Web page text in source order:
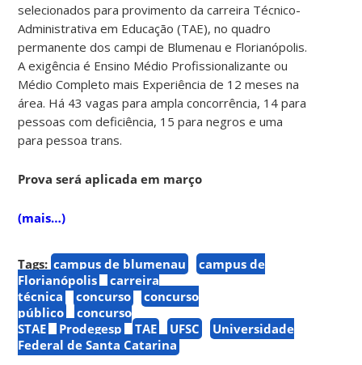
selecionados para provimento da carreira Técnico-
Administrativa em Educação (TAE), no quadro
permanente dos campi de Blumenau e Florianópolis.
A exigência é Ensino Médio Profissionalizante ou
Médio Completo mais Experiência de 12 meses na
área. Há 43 vagas para ampla concorrência, 14 para
pessoas com deficiência, 15 para negros e uma
para pessoa trans.
Prova será aplicada em março
(mais…)
Tags: campus de blumenau
campus de
Florianópolis
carreira
técnica
concurso
concurso
público
concurso
STAE
Prodegesp TAE UFSC
Universidade
Federal de Santa Catarina